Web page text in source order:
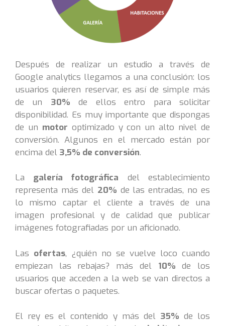
Después de realizar un estudio a través de
Google analytics llegamos a una conclusión: los
usuarios quieren reservar, es así de simple más
de un 30% de ellos entro para solicitar
disponibilidad. Es muy importante que dispongas
de un motor optimizado y con un alto nivel de
conversión. Algunos en el mercado están por
encima del 3,5% de conversión.
La galería fotográfica del establecimiento
representa más del 20% de las entradas, no es
lo mismo captar el cliente a través de una
imagen profesional y de calidad que publicar
imágenes fotografiadas por un aficionado.
Las ofertas, ¿quién no se vuelve loco cuando
empiezan las rebajas? más del 10% de los
usuarios que acceden a la web se van directos a
buscar ofertas o paquetes.
El rey es el contenido y más del 35% de los